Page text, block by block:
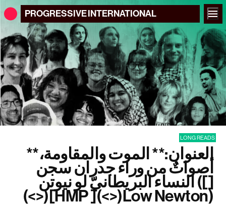
PROGRESSIVEINTERNATIONAL
LONG READS
**العنوان:** الموت والمقاومة،
أصواتٌ من وراء جدران سجن
النساء البريطانيّ لو نيوتن ([]
(<>)[HMP ](<>)Low Newton)